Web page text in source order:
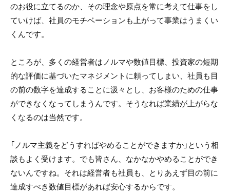
のお役に立てるのか、その理念や原点を常に考えて仕事をし
ていけば、社員のモチベーションも上がって事業はうまくい
くんです。
ところが、多くの経営者はノルマや数値目標、投資家の短期
的な評価に基づいたマネジメントに頼ってしまい、社員も目
の前の数字を達成することに汲々とし、お客様のための仕事
ができなくなってしまうんです。そうなれば業績が上がらな
くなるのは当然です。
「ノルマ主義をどうすればやめることができますか」という相
談もよく受けます。でも皆さん、なかなかやめることができ
ないんですね。それは経営者も社員も、とりあえず目の前に
達成すべき数値目標があれば安心するからです。